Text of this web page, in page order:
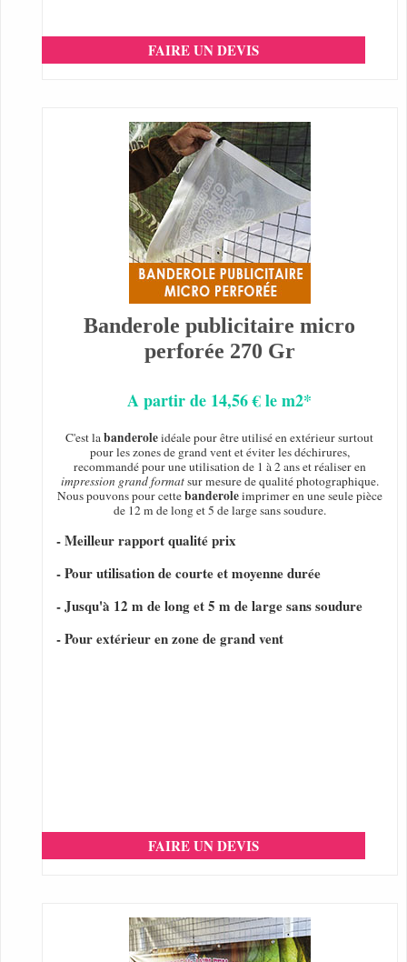
FAIRE UN DEVIS
Banderole publicitaire micro
perforée 270 Gr
A partir de 14,56 € le m2*
C'est labanderoleidéale pour être utilisé en extérieur surtout
pour les zones de grand vent et éviter les déchirures,
recommandé pour une utilisation de 1 à 2 ans et réaliser en
impression grand formatsur mesure de qualité photographique.
Nous pouvons pour cettebanderoleimprimer en une seule pièce
de 12 m de long et 5 de large sans soudure.
- Meilleur rapport qualité prix
- Pour utilisation de courte et moyenne durée
- Jusqu'à 12 m de long et 5 m de large sans soudure
- Pour extérieur en zone de grand vent
FAIRE UN DEVIS